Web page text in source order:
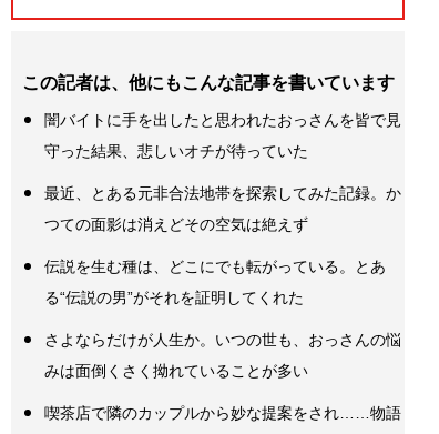
この記者は、他にもこんな記事を書いています
闇バイトに手を出したと思われたおっさんを皆で見
守った結果、悲しいオチが待っていた
最近、とある元非合法地帯を探索してみた記録。か
つての面影は消えどその空気は絶えず
伝説を生む種は、どこにでも転がっている。とあ
る“伝説の男”がそれを証明してくれた
さよならだけが人生か。いつの世も、おっさんの悩
みは面倒くさく拗れていることが多い
喫茶店で隣のカップルから妙な提案をされ……物語